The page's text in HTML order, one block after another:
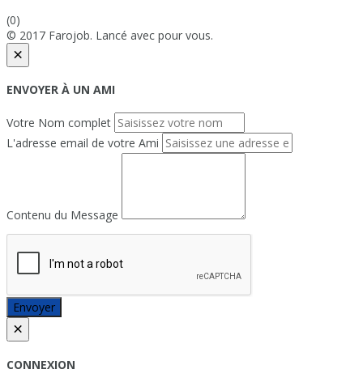
(0)
© 2017 Farojob. Lancé avec pour vous.
×
ENVOYER À UN AMI
Votre Nom complet
L'adresse email de votre Ami
Contenu du Message
Envoyer
×
CONNEXION